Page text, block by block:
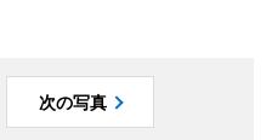
次の写真